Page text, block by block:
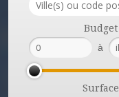
Budget
à
Surface